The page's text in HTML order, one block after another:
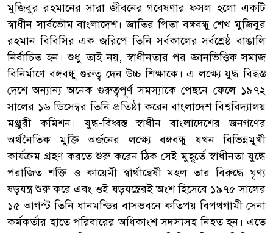
মুজিবুর রহমানের সারা জীবনের গবেষণার ফসল হলো একটি
স্বাধীন সার্বভৌম বাংলাদেশ। জাতির পিতা বঙ্গবন্ধু শেখ মুজিবুর
রহমান বিবিসির এক জরিপে তিনি সর্বকালের সর্বশ্রেষ্ঠ বাঙালি
নির্বাচিত হন। শুধু তাই নয়, স্বাধীনতার পর জ্ঞানভিত্তিক সমাজ
বিনির্মাণে বঙ্গবন্ধু গুরুত্ব দেন উচ্চ শিক্ষাকে। এ লক্ষ্যে যুদ্ধ বিদ্ধস্ত
দেশে অন্যান্য অনেক গুরুত্বপূর্ণ সমস্যাকে পেছনে ফেলে ১৯৭২
সালের ১৬ ডিসেম্বর তিনি প্রতিষ্ঠা করেন বাংলাদেশ বিশ্ববিদ্যালয়
মঞ্জুরী কমিশন। যুদ্ধ-বিধ্বস্ত স্বাধীন বাংলাদেশের জনগণের
অর্থনৈতিক মুক্তি অর্জনের লক্ষ্যে বঙ্গবন্ধু যখন বিভিন্নমুখী
কার্যক্রম গ্রহণ করতে শুরু করেন ঠিক সেই মুহূর্তে স্বাধীনতা যুদ্ধে
পরাজিত শক্তি ও কায়েমী স্বার্থান্বেষী মহল তার বিরুদ্ধে ঘৃণ্য
ষড়যন্ত্র শুরু করে এবং ওই ষড়যন্ত্রেরই অংশ হিসেবে ১৯৭৫ সালের
১৫ আগস্ট তিনি ধানমন্ডির বাসভবনে কতিপয় বিপথগামী সেনা
কর্মকর্তার হাতে পরিবারের অধিকাংশ সদস্যসহ নিহত হন। এতে